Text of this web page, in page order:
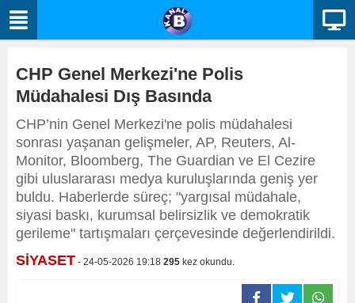
CHP Genel Merkezi'ne Polis
Müdahalesi Dış Basında
CHP’nin Genel Merkezi'ne polis müdahalesi
sonrası yaşanan gelişmeler, AP, Reuters, Al-
Monitor, Bloomberg, The Guardian ve El Cezire
gibi uluslararası medya kuruluşlarında geniş yer
buldu. Haberlerde süreç; "yargısal müdahale,
siyasi baskı, kurumsal belirsizlik ve demokratik
gerileme" tartışmaları çerçevesinde değerlendirildi.
SİYASET - 24-05-2026 19:18 295 kez okundu.